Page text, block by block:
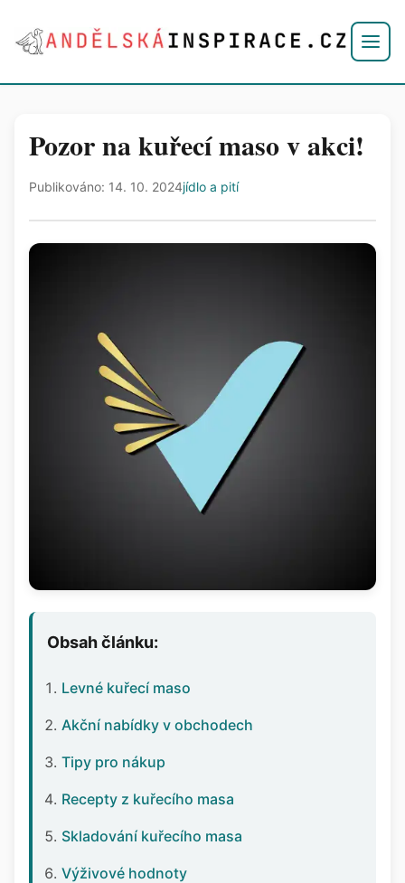
Pozor na kuřecí maso v akci!
Publikováno: 14. 10. 2024jídlo a pití
Obsah článku:
Levné kuřecí maso
Akční nabídky v obchodech
Tipy pro nákup
Recepty z kuřecího masa
Skladování kuřecího masa
Výživové hodnoty